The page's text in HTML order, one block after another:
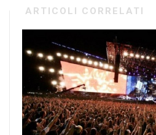
ARTICOLI CORRELATI